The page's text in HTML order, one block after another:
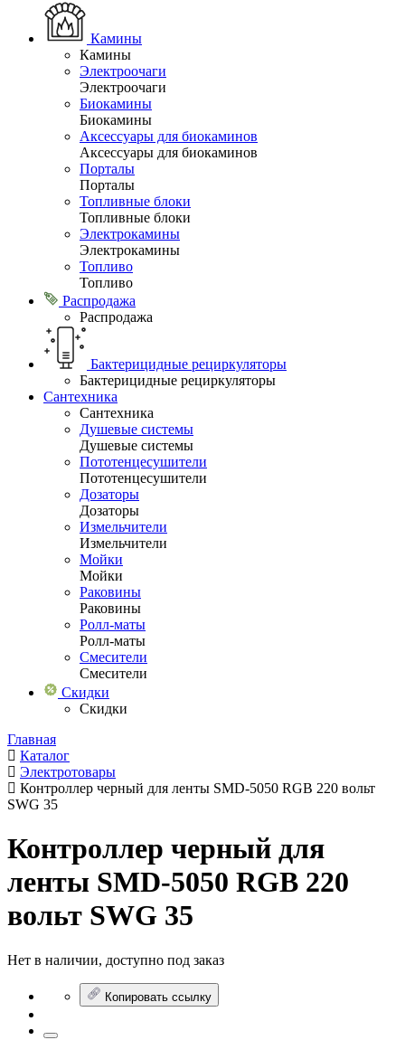
Камины
Камины
Электроочаги
Электроочаги
Биокамины
Биокамины
Аксессуары для биокаминов
Аксессуары для биокаминов
Порталы
Порталы
Топливные блоки
Топливные блоки
Электрокамины
Электрокамины
Топливо
Топливо
Распродажа
Распродажа
Бактерицидные рециркуляторы
Бактерицидные рециркуляторы
Сантехника
Сантехника
Душевые системы
Душевые системы
Пототенцесушители
Пототенцесушители
Дозаторы
Дозаторы
Измельчители
Измельчители
Мойки
Мойки
Раковины
Раковины
Ролл-маты
Ролл-маты
Смесители
Смесители
Скидки
Скидки
Главная
Каталог
Электротовары
Контроллер черный для ленты SMD-5050 RGB 220 вольт
SWG 35
Контроллер черный для
ленты SMD-5050 RGB 220
вольт SWG 35
Нет в наличии, доступно под заказ
Копировать ссылку